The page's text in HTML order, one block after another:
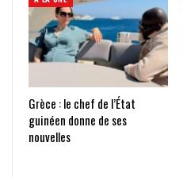
Grèce : le chef de l’État
guinéen donne de ses
nouvelles